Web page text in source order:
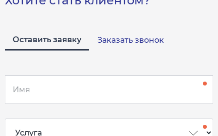
Оставить заявку Заказать звонок